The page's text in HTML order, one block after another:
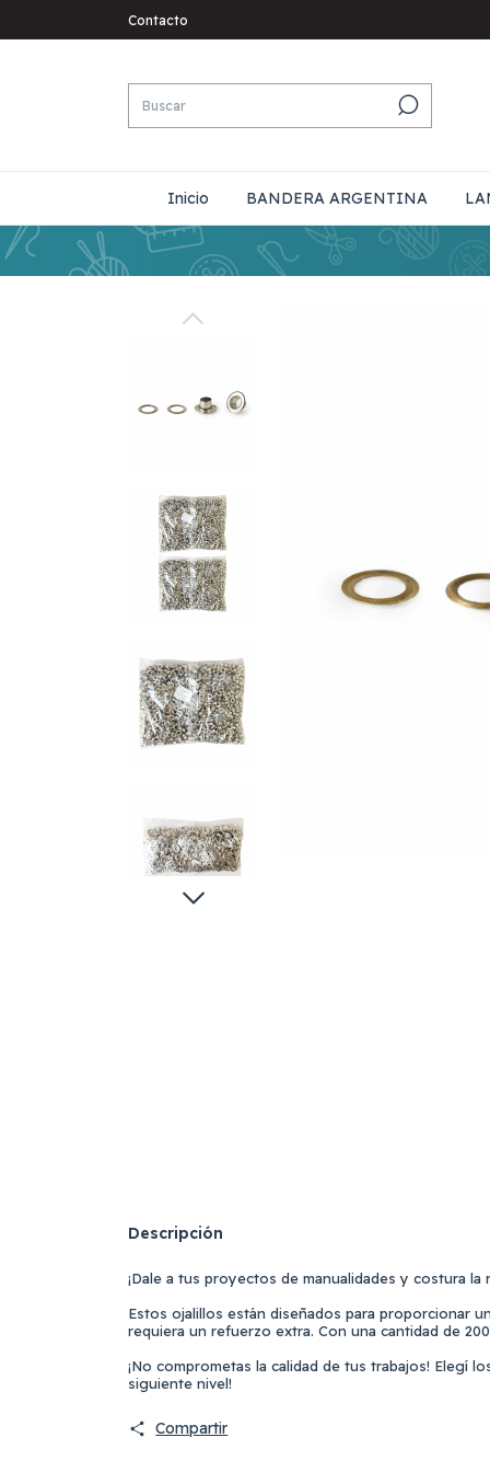
Contacto
Inicio BANDERA ARGENTINA
Descripción
¡Dale a tus proyectos de manualidades y costura
Estos ojalillos están diseñados para proporcionar
requiera un refuerzo extra. Con una cantidad de
¡No comprometas la calidad de tus trabajos! Elegí
siguiente nivel!
Compartir